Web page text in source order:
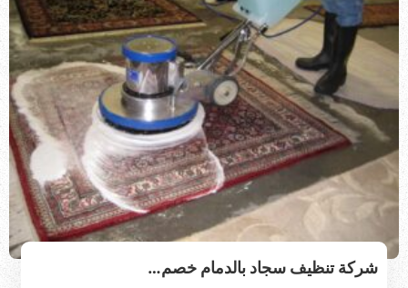
شركة تنظيف سجاد بالدمام خصم…